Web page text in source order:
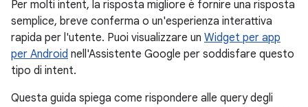
Per molti intent, la risposta migliore è fornire una risposta
semplice, breve conferma o un'esperienza interattiva
rapida per l'utente. Puoi visualizzare un Widget per app
per Android nell'Assistente Google per soddisfare questo
tipo di intent.
Questa guida spiega come rispondere alle query degli